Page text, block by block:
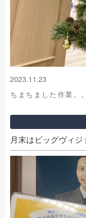
2023.11.23
ちまちました作業。
月末はビッグヴィ